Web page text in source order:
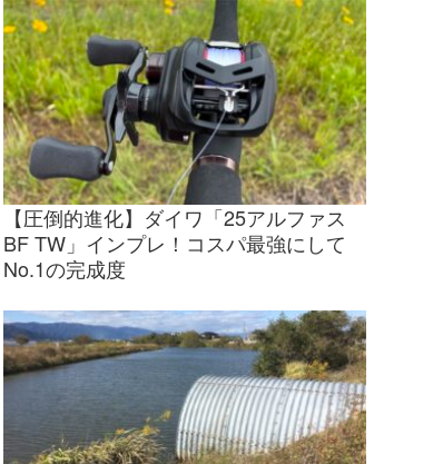
【圧倒的進化】ダイワ「25アルファス
BF TW」インプレ！コスパ最強にして
No.1の完成度